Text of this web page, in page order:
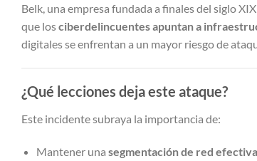
Belk, una empresa fundada a finales del siglo
que losciberdelincuentes apuntan a
digitales se enfrentan a un mayor riesgo de
¿Qué lecciones deja este ataque?
Este incidente subraya la importancia de:
Mantener una segmentación de red efectiva